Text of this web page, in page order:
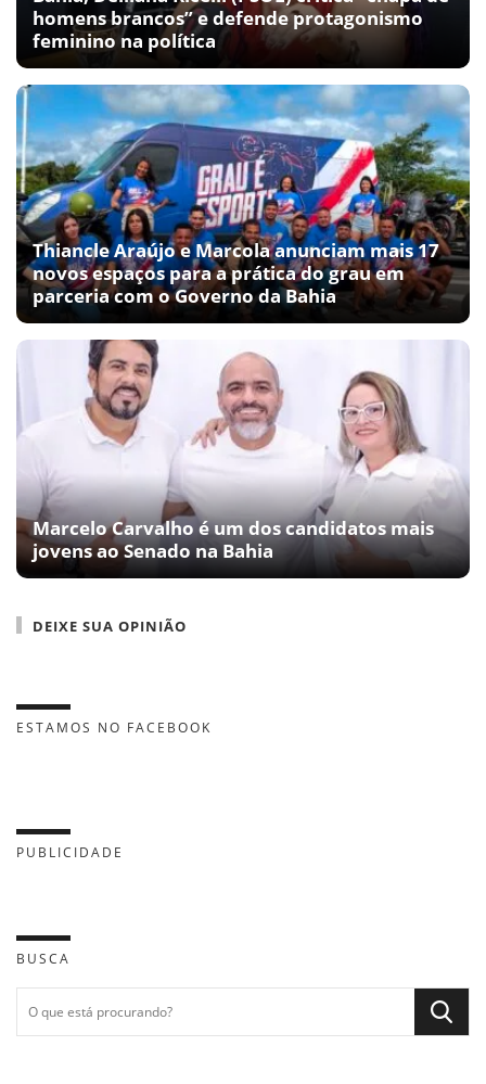
homens brancos” e defende protagonismo
feminino na política
Thiancle Araújo e Marcola anunciam mais 17
novos espaços para a prática do grau em
parceria com o Governo da Bahia
Marcelo Carvalho é um dos candidatos mais
jovens ao Senado na Bahia
DEIXE SUA OPINIÃO
ESTAMOS NO FACEBOOK
PUBLICIDADE
BUSCA